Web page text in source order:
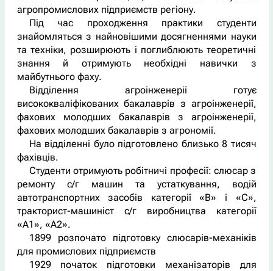
агропромислових підприємств регіону.
Під час проходження практики студенти
знайомляться з найновішими досягненнями науки
та техніки, розширюють і поглиблюють теоретичні
знання й отримують необхідні навички з
майбутнього фаху.
Відділення агроінженерії готує
висококваліфікованих бакалаврів з агроінженерії,
фахових молодших бакалаврів з агроінженерії,
фахових молодших бакалаврів з агрономії.
На відділенні було підготовлено близько 8 тисяч
фахівців.
Студенти отримують робітничі професії: слюсар з
ремонту с/г машин та устаткування, водій
автотранспортних засобів категорії «В» і «С»,
тракторист-машиніст с/г виробництва категорії
«А1», «А2».
1899 розпочато підготовку слюсарів-механіків
для промислових підприємств
1929 початок підготовки механізаторів для